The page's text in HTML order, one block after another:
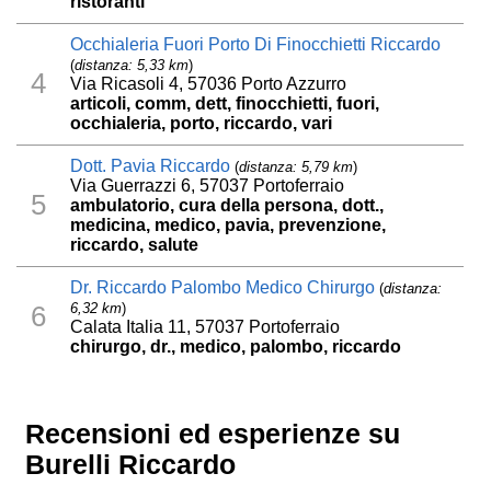
4
Occhialeria Fuori Porto Di Finocchietti Riccardo
(distanza: 5,33 km)
Via Ricasoli 4, 57036 Porto Azzurro
articoli, comm, dett, finocchietti, fuori,
occhialeria, porto, riccardo, vari
5
Dott. Pavia Riccardo (distanza: 5,79 km)
Via Guerrazzi 6, 57037 Portoferraio
ambulatorio, cura della persona, dott.,
medicina, medico, pavia, prevenzione,
riccardo, salute
6
Dr. Riccardo Palombo Medico Chirurgo (distanza:
6,32 km)
Calata Italia 11, 57037 Portoferraio
chirurgo, dr., medico, palombo, riccardo
Recensioni ed esperienze su
Burelli Riccardo